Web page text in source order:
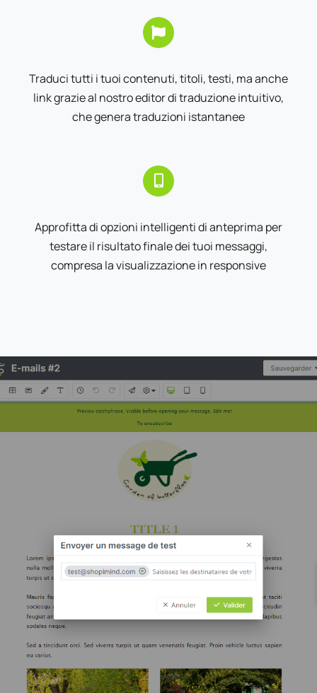
Traduci tutti i tuoi contenuti, titoli, testi, ma anche
link grazie al nostro editor di traduzione intuitivo,
che genera traduzioni istantanee
Approfitta di opzioni intelligenti di anteprima per
testare il risultato finale dei tuoi messaggi,
compresa la visualizzazione in responsive